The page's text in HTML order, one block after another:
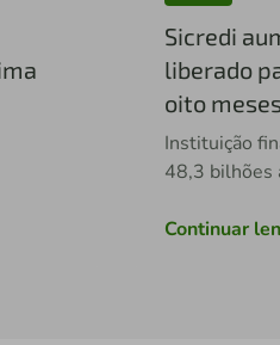
Sicredi
liberado
oito
Instituição
48,3 bilhões
Continuar